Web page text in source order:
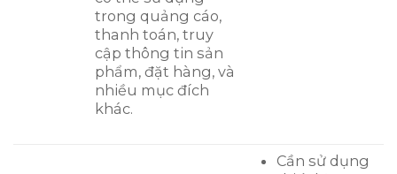
trong quảng cáo,
thanh toán, truy
cập thông tin sản
phẩm, đặt hàng, và
nhiều mục đích
khác.
Cần sử dụng